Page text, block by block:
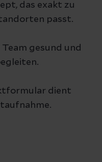
das exakt zu
passt.
gesund und
dient